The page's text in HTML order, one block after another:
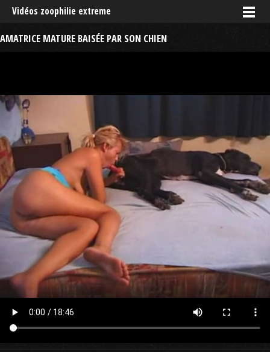
Vidéos zoophilie extreme
AMATRICE MATURE BAISÉE PAR SON CHIEN